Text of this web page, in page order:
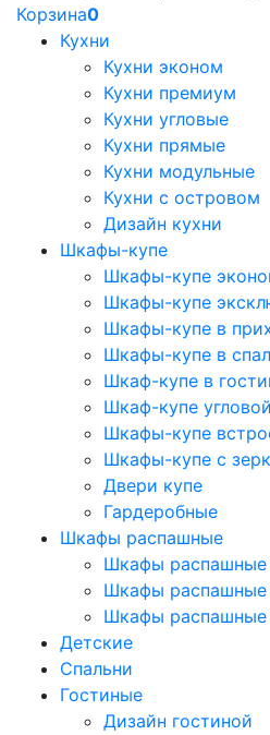
Корзина0
Кухни
Кухни эконом
Кухни премиум
Кухни угловые
Кухни прямые
Кухни модульные
Кухни с островом
Дизайн кухни
Шкафы-купе
Шкафы-купе
Шкафы-купе
Шкафы-купе в
Шкафы-купе в
Шкаф-купе в
Шкаф-купе угловой
Шкафы-купе
Шкафы-купе с
Двери купе
Гардеробные
Шкафы распашные
Шкафы распашные
Шкафы распашные
Шкафы распашные
Детские
Спальни
Гостиные
Дизайн гостиной